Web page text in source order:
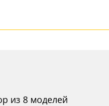
из 8 моделей